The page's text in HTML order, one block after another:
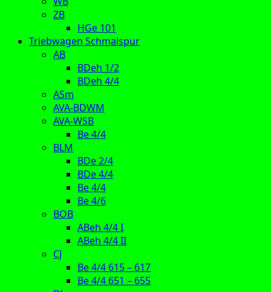
ZB
HGe 101
Triebwagen Schmalspur
AB
BDeh 1/2
BDeh 4/4
ASm
AVA-BDWM
AVA-WSB
Be 4/4
BLM
BDe 2/4
BDe 4/4
Be 4/4
Be 4/6
BOB
ABeh 4/4 I
ABeh 4/4 II
CJ
Be 4/4 615 – 617
Be 4/4 651 – 655